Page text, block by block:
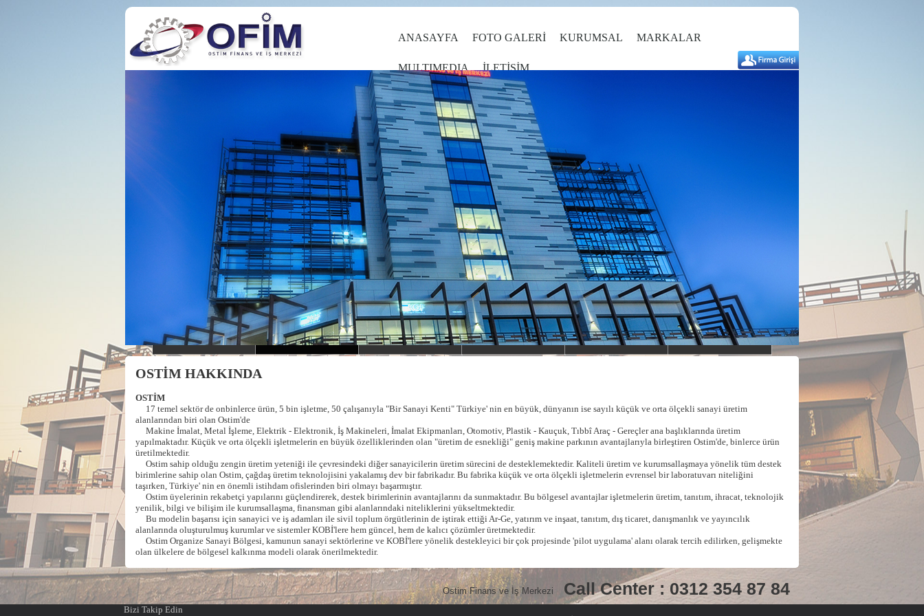
ANASAYFA FOTO GALERİ KURUMSAL MARKALAR
MULTIMEDIA İLETİŞİM
OSTİM HAKKINDA
OSTİM
17 temel sektör de onbinlerce ürün, 5 bin işletme, 50 çalışanıyla "Bir Sanayi Kenti" Türkiye' nin en büyük, dünyanın ise sayılı küçük ve orta ölçekli sanayi üretim
alanlarından biri olan Ostim'de
Makine İmalat, Metal İşleme, Elektrik - Elektronik, İş Makineleri, İmalat Ekipmanları, Otomotiv, Plastik - Kauçuk, Tıbbî Araç - Gereçler ana başlıklarında üretim
yapılmaktadır. Küçük ve orta ölçekli işletmelerin en büyük özelliklerinden olan "üretim de esnekliği" geniş makine parkının avantajlarıyla birleştiren Ostim'de, binlerce ürün
üretilmektedir.
Ostim sahip olduğu zengin üretim yeteniği ile çevresindeki diğer sanayicilerin üretim sürecini de desteklemektedir. Kaliteli üretim ve kurumsallaşmaya yönelik tüm destek
birimlerine sahip olan Ostim, çağdaş üretim teknolojisini yakalamış dev bir fabrikadır. Bu fabrika küçük ve orta ölçekli işletmelerin evrensel bir laboratuvarı niteliğini
taşırken, Türkiye' nin en önemli istihdam ofislerinden biri olmayı başarmıştır.
Ostim üyelerinin rekabetçi yapılarını güçlendirerek, destek birimlerinin avantajlarını da sunmaktadır. Bu bölgesel avantajlar işletmelerin üretim, tanıtım, ihracat, teknolojik
yenilik, bilgi ve bilişim ile kurumsallaşma, finansman gibi alanlarındaki niteliklerini yükseltmektedir.
Bu modelin başarısı için sanayici ve iş adamları ile sivil toplum örgütlerinin de iştirak ettiği Ar-Ge, yatırım ve inşaat, tanıtım, dış ticaret, danışmanlık ve yayıncılık
alanlarında oluşturulmuş kurumlar ve sistemler KOBİ'lere hem güncel, hem de kalıcı çözümler üretmektedir.
Ostim Organize Sanayi Bölgesi, kamunun sanayi sektörlerine ve KOBİ'lere yönelik destekleyici bir çok projesinde 'pilot uygulama' alanı olarak tercih edilirken, gelişmekte
olan ülkelere de bölgesel kalkınma modeli olarak önerilmektedir.
Call Center : 0312 354 87 84
Ostim Finans ve İş Merkezi
Bizi Takip Edin